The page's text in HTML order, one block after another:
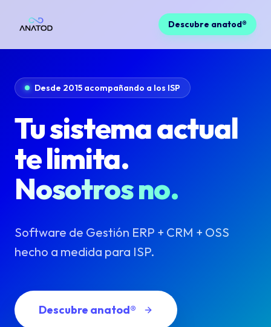
Descubre anatod®
Desde 2015 acompañando a los ISP
Tu sistema actual
te limita.
Nosotros no.
Software de Gestión ERP + CRM + OSS
hecho a medida para ISP.
Descubre anatod®